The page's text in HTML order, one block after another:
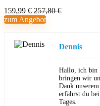
159,99 € 257,80 €
zum Angebot
Dennis
Hallo, ich bin
bringen wir
Dank
erfährst du
Tages.